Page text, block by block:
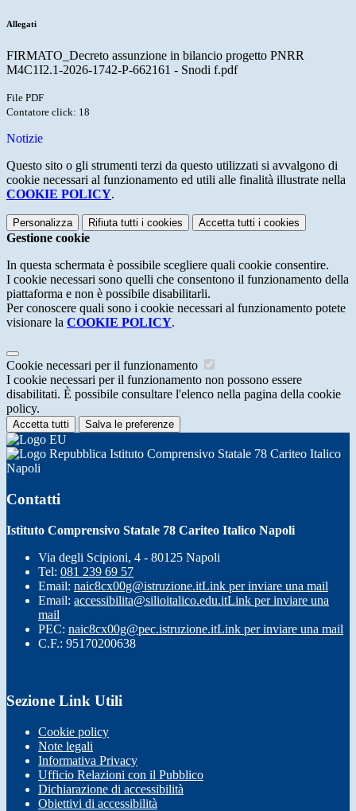
Allegati
FIRMATO_Decreto assunzione in bilancio progetto PNRR
M4C1I2.1-2026-1742-P-662161 - Snodi f.pdf
File PDF
Contatore click: 18
Notizie
Questo sito o gli strumenti terzi da questo utilizzati si avvalgono di
cookie necessari al funzionamento ed utili alle finalità illustrate nella
COOKIE POLICY.
Personalizza Rifiuta tutti i cookies Accetta tutti i cookies
Gestione cookie
In questa schermata è possibile scegliere quali cookie consentire.
I cookie necessari sono quelli che consentono il funzionamento della
piattaforma e non è possibile disabilitarli.
Per conoscere quali sono i cookie necessari al funzionamento potete
visionare la COOKIE POLICY.
Cookie necessari per il funzionamento
I cookie necessari per il funzionamento non possono essere
disabilitati. È possibile consultare l'elenco nella pagina della cookie
policy.
Accetta tutti Salva le preferenze
Istituto Comprensivo Statale 78 Cariteo Italico
Napoli
Contatti
Istituto Comprensivo Statale 78 Cariteo Italico Napoli
Via degli Scipioni, 4 - 80125 Napoli
Tel: 081 239 69 57
Email: naic8cx00g@istruzione.itLink per inviare una mail
Email: accessibilita@silioitalico.edu.itLink per inviare una
mail
PEC: naic8cx00g@pec.istruzione.itLink per inviare una mail
C.F.: 95170200638
Sezione Link Utili
Cookie policy
Note legali
Informativa Privacy
Ufficio Relazioni con il Pubblico
Dichiarazione di accessibilità
Obiettivi di accessibilità